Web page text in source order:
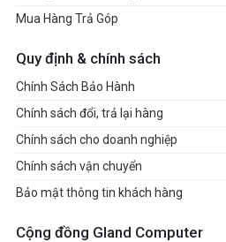
Mua Hàng Trả Góp
Quy định & chính sách
Chính Sách Bảo Hành
Chính sách đổi, trả lại hàng
Chính sách cho doanh nghiệp
Chính sách vận chuyển
Bảo mật thông tin khách hàng
Cộng đồng Gland Computer